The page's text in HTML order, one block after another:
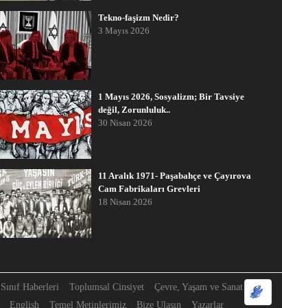
Tekno-faşizm Nedir?
3 Mayıs 2026
1 Mayıs 2026, Sosyalizm; Bir Tavsiye
değil, Zorunluluk..
30 Nisan 2026
11 Aralık 1971- Paşabahçe ve Çayırova
Cam Fabrikaları Grevleri
18 Nisan 2026
Sınıf Haberleri Toplumsal Cinsiyet
Çevre, Yaşam ve Sanat
English Temel Metinlerimiz Bize Ulaşın Yazarlar